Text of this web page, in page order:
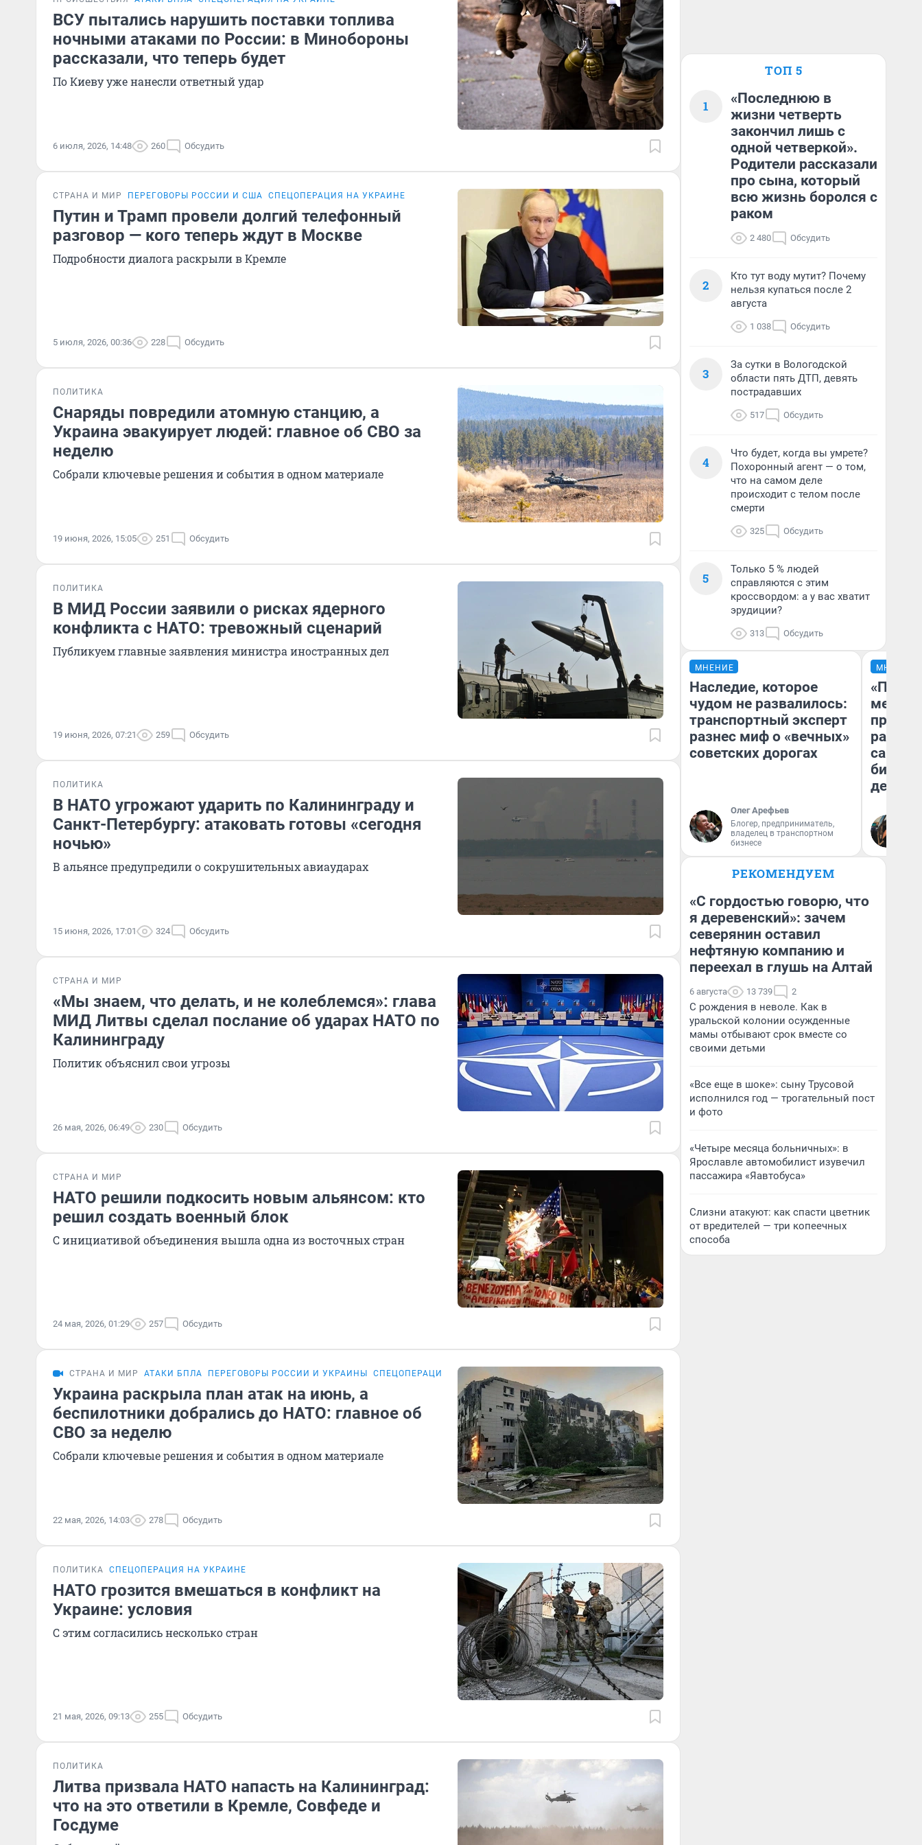
ВСУ пытались нарушить поставки топлива
ночными атаками по России: в Минобороны
рассказали, что теперь будет
По Киеву уже нанесли ответный удар
6 июля, 2026, 14:48 260 Обсудить
СТРАНА И МИР ПЕРЕГОВОРЫ РОССИИ И США СПЕЦОПЕРАЦИЯ НА УКРАИНЕ
Путин и Трамп провели долгий телефонный
разговор — кого теперь ждут в Москве
Подробности диалога раскрыли в Кремле
5 июля, 2026, 00:36 228 Обсудить
ПОЛИТИКА
Снаряды повредили атомную станцию, а
Украина эвакуирует людей: главное об СВО за
неделю
Собрали ключевые решения и события в одном материале
19 июня, 2026, 15:05 251 Обсудить
ПОЛИТИКА
В МИД России заявили о рисках ядерного
конфликта с НАТО: тревожный сценарий
Публикуем главные заявления министра иностранных дел
19 июня, 2026, 07:21 259 Обсудить
ПОЛИТИКА
В НАТО угрожают ударить по Калининграду и
Санкт-Петербургу: атаковать готовы «сегодня
ночью»
В альянсе предупредили о сокрушительных авиаударах
15 июня, 2026, 17:01 324 Обсудить
СТРАНА И МИР
«Мы знаем, что делать, и не колеблемся»: глава
МИД Литвы сделал послание об ударах НАТО по
Калининграду
Политик объяснил свои угрозы
26 мая, 2026, 06:49 230 Обсудить
СТРАНА И МИР
НАТО решили подкосить новым альянсом: кто
решил создать военный блок
С инициативой объединения вышла одна из восточных стран
24 мая, 2026, 01:29 257 Обсудить
СТРАНА И МИР АТАКИ БПЛА ПЕРЕГОВОРЫ РОССИИ И УКРАИНЫ СПЕЦОПЕРАЦИЯ НА УКРАИНЕ
Украина раскрыла план атак на июнь, а
беспилотники добрались до НАТО: главное об
СВО за неделю
Собрали ключевые решения и события в одном материале
22 мая, 2026, 14:03 278 Обсудить
ПОЛИТИКА СПЕЦОПЕРАЦИЯ НА УКРАИНЕ
НАТО грозится вмешаться в конфликт на
Украине: условия
С этим согласились несколько стран
21 мая, 2026, 09:13 255 Обсудить
ПОЛИТИКА
Литва призвала НАТО напасть на Калининград:
что на это ответили в Кремле, Совфеде и
Госдуме
ТОП 5
1
«Последнюю в
жизни четверть
закончил лишь с
одной четверкой».
Родители рассказали
про сына, который
всю жизнь боролся с
раком
2 480 Обсудить
2
Кто тут воду мутит? Почему
нельзя купаться после 2
августа
1 038 Обсудить
3
За сутки в Вологодской
области пять ДТП, девять
пострадавших
517 Обсудить
4
Что будет, когда вы умрете?
Похоронный агент — о том,
что на самом деле
происходит с телом после
смерти
325 Обсудить
5
Только 5 % людей
справляются с этим
кроссвордом: а у вас хватит
эрудиции?
313 Обсудить
МНЕНИЕ
Наследие, которое
чудом не развалилось:
транспортный эксперт
разнес миф о «вечных»
советских дорогах
Олег Арефьев
Блогер, предприниматель,
владелец в транспортном
бизнесе
МНЕНИЕ
самом
РЕКОМЕНДУЕМ
«С гордостью говорю, что
я деревенский»: зачем
северянин оставил
нефтяную компанию и
переехал в глушь на Алтай
6 августа 13 739 2
С рождения в неволе. Как в
уральской колонии осужденные
мамы отбывают срок вместе со
своими детьми
«Все еще в шоке»: сыну Трусовой
исполнился год — трогательный пост
и фото
«Четыре месяца больничных»: в
Ярославле автомобилист изувечил
пассажира «Яавтобуса»
Слизни атакуют: как спасти цветник
от вредителей — три копеечных
способа